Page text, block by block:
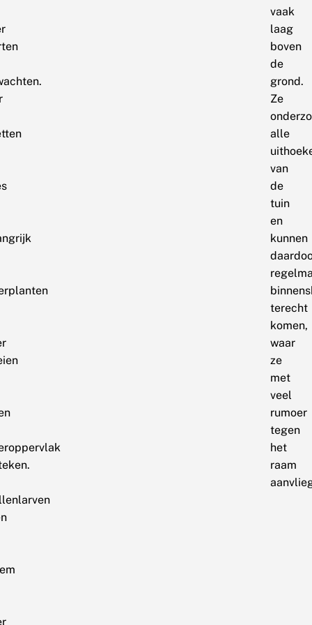
vaak
laag
boven
de
grond.
Ze
alle
van
de
tuin
en
kunnen
terecht
komen,
waar
ze
met
veel
rumoer
tegen
het
raam